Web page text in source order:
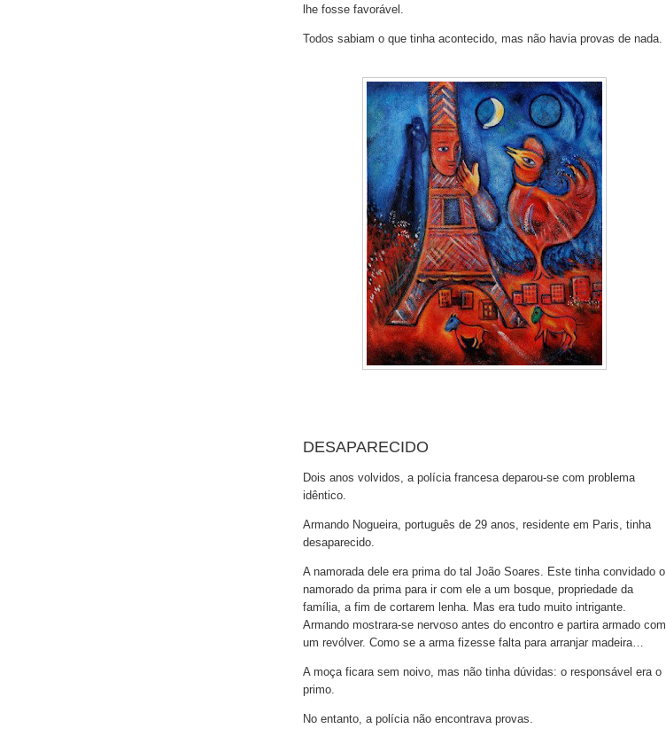
lhe fosse favorável.
Todos sabiam o que tinha acontecido, mas não havia provas de nada.
DESAPARECIDO
Dois anos volvidos, a polícia francesa deparou-se com problema
idêntico.
Armando Nogueira, português de 29 anos, residente em Paris, tinha
desaparecido.
A namorada dele era prima do tal João Soares. Este tinha convidado o
namorado da prima para ir com ele a um bosque, propriedade da
família, a fim de cortarem lenha. Mas era tudo muito intrigante.
Armando mostrara-se nervoso antes do encontro e partira armado com
um revólver. Como se a arma fizesse falta para arranjar madeira…
A moça ficara sem noivo, mas não tinha dúvidas: o responsável era o
primo.
No entanto, a polícia não encontrava provas.